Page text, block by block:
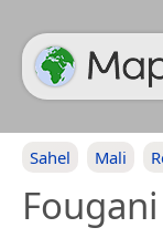
Sahel Mali
Fougani